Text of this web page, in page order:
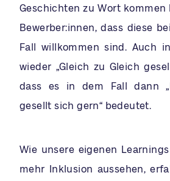
Geschichten zu Wort kommen
Bewerber:innen, dass diese
Fall willkommen sind. Auch
wieder „Gleich zu Gleich
dass es in dem Fall dann
gesellt sich gern“ bedeutet.
Wie unsere eigenen
mehr Inklusion aussehen,